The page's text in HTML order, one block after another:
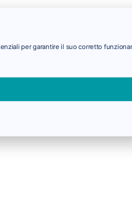
per garantire il suo corretto